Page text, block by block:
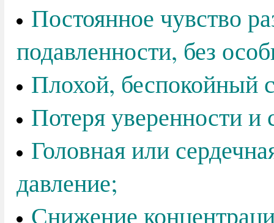
Постоянное чувство
подавленности, без
Плохой, беспокойный
Потеря уверенности
Головная или
давление;
Снижение